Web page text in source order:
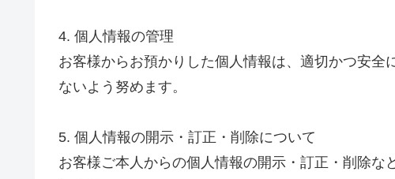
4. 個人情報の管理
お客様からお預かりした個人情報は、適切かつ安全
ないよう努めます。
5. 個人情報の開示・訂正・削除について
お客様ご本人からの個人情報の開示・訂正・削除な